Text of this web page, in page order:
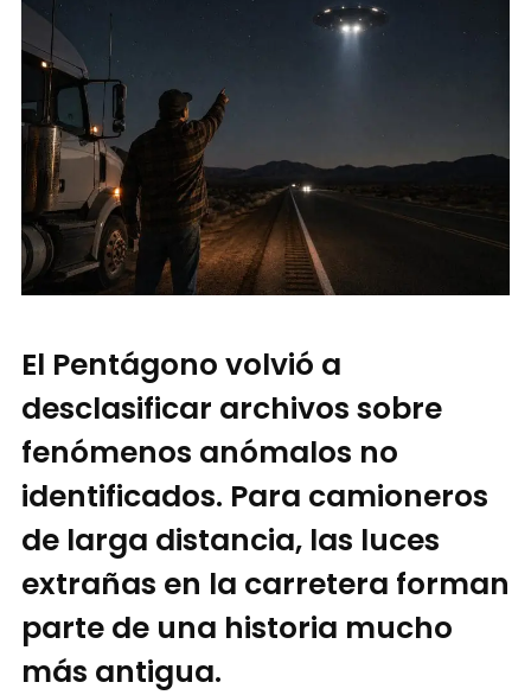
El Pentágono volvió a
desclasificar archivos sobre
fenómenos anómalos no
identificados. Para camioneros
de larga distancia, las luces
extrañas en la carretera forman
parte de una historia mucho
más antigua.